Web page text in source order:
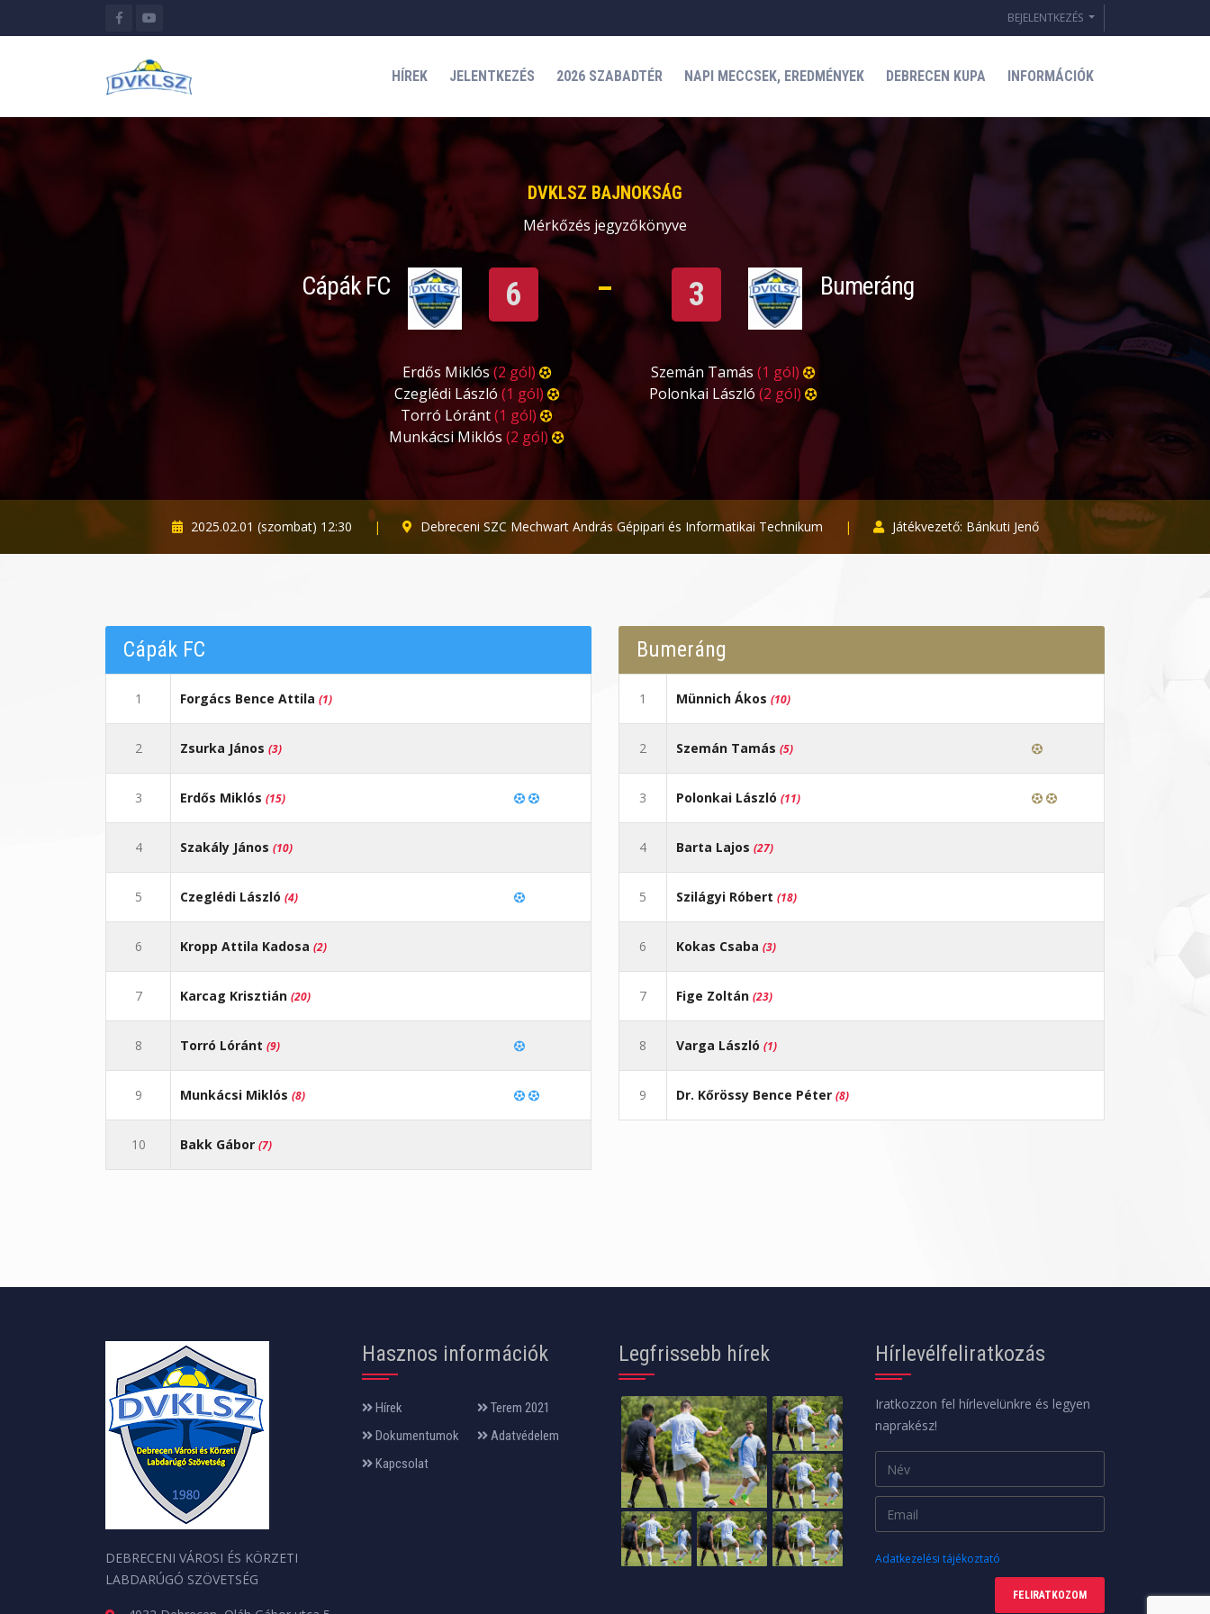
BEJELENTKEZÉS
HÍREK JELENTKEZÉS 2026 SZABADTÉR NAPI MECCSEK, EREDMÉNYEK DEBRECEN KUPA INFORMÁCIÓK
DVKLSZ BAJNOKSÁG
Mérkőzés jegyzőkönyve
Cápák FC 6 3 Bumeráng
Erdős Miklós(2 gól)
Czeglédi László(1 gól)
Torró Lóránt(1 gól)
Munkácsi Miklós (2 gól)
Szemán Tamás (1 gól)
Polonkai László (2 gól)
2025.02.01 (szombat) 12:30 | Debreceni SZC Mechwart András Gépipari és Informatikai Technikum | Játékvezető: Bánkuti Jenő
Cápák FC
1 Forgács Bence Attila (1)
2 Zsurka János (3)
3 Erdős Miklós (15)
4 Szakály János (10)
5 Czeglédi László (4)
6 Kropp Attila Kadosa (2)
7 Karcag Krisztián (20)
8 Torró Lóránt (9)
9 Munkácsi Miklós (8)
10 Bakk Gábor (7)
Bumeráng
1 Münnich Ákos (10)
2 Szemán Tamás (5)
3 Polonkai László (11)
4 Barta Lajos (27)
5 Szilágyi Róbert (18)
6 Kokas Csaba (3)
7 Fige Zoltán (23)
8 Varga László (1)
9 Dr. Kőrössy Bence Péter (8)
DEBRECENI VÁROSI ÉS KÖRZETI
LABDARÚGÓ SZÖVETSÉG
Hasznos információk
Hírek
Terem 2021
Dokumentumok
Adatvédelem
Kapcsolat
Legfrissebb hírek Hírlevélfeliratkozás
Iratkozzon fel hírlevelünkre és legyen
naprakész!
Adatkezelési tájékoztató
FELIRATKOZOM